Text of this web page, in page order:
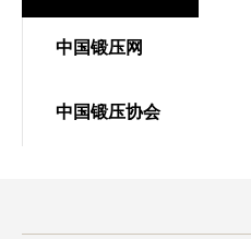
中国锻压网
中国锻压协会